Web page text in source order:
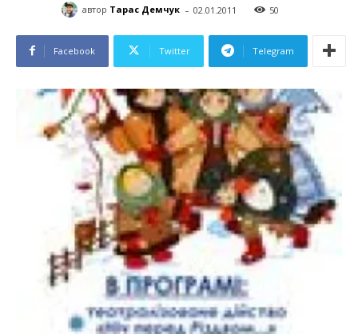
автор Тарас Демчук - 02.01.2011 50
Facebook Twitter Telegram